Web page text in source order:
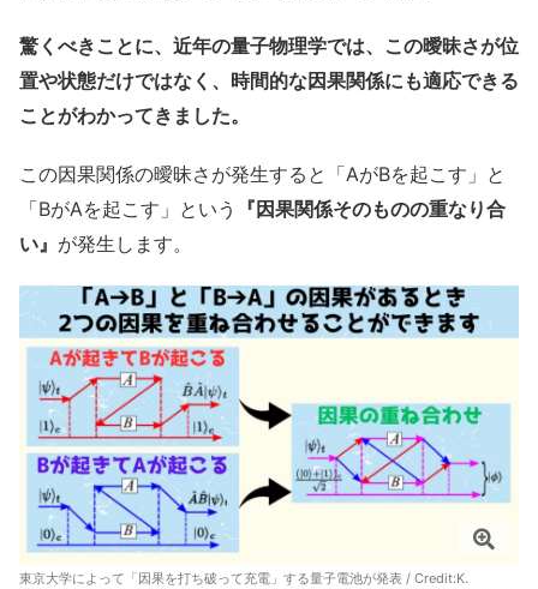
驚くべきことに、近年の量子物理学では、この曖昧さが位
置や状態だけではなく、時間的な因果関係にも適応できる
ことがわかってきました。
この因果関係の曖昧さが発生すると「AがBを起こす」と
「BがAを起こす」という
『因果関係そのものの重なり合
い』 が発生します。
東京大学によって「因果を打ち破って充電」する量子電池が発表 / Credit:K.